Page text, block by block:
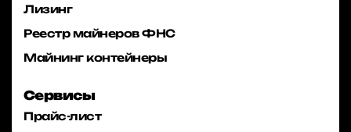
Лизинг
Реестр майнеров ФНС
Майнинг контейнеры
Сервисы
Прайс-лист